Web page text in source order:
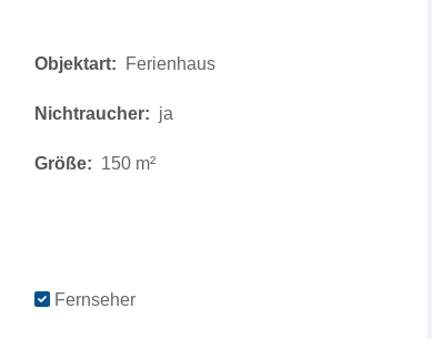
Objektart: Ferienhaus
Nichtraucher: ja
Größe: 150 m²
Fernseher